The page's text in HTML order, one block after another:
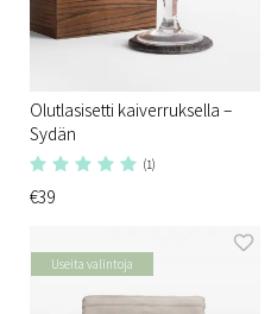
Olutlasisetti kaiverruksella –
Sydän
(1)
€39
Useita valintoja